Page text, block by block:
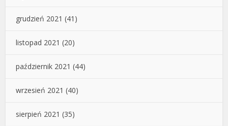
grudzień 2021 (41)
listopad 2021 (20)
październik 2021 (44)
wrzesień 2021 (40)
sierpień 2021 (35)